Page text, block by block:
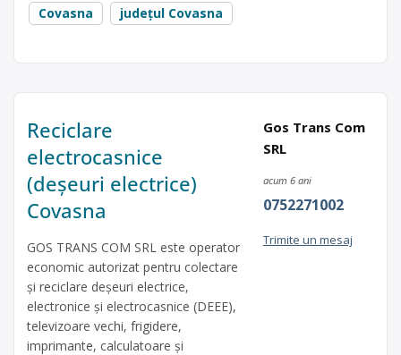
Covasna
județul Covasna
Reciclare
electrocasnice
(deșeuri electrice)
Covasna
GOS TRANS COM SRL este operator
economic autorizat pentru colectare
și reciclare deșeuri electrice,
electronice și electrocasnice (DEEE),
televizoare vechi, frigidere,
imprimante, calculatoare și
Gos Trans Com
SRL
acum 6 ani
0752271002
Trimite un mesaj